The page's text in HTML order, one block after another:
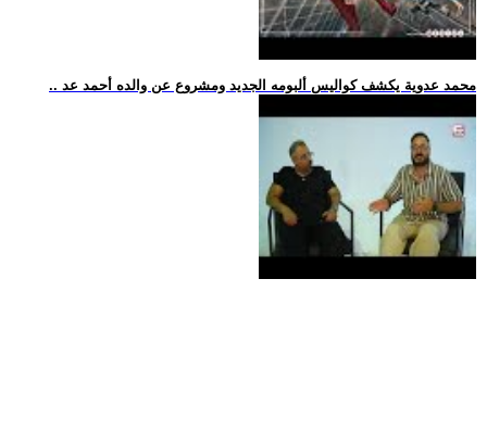
.. محمد عدوية يكشف كواليس ألبومه الجديد ومشروع عن والده أحمد عد